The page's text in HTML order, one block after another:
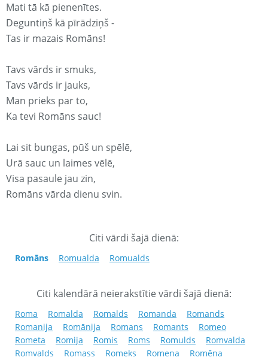
Mati tā kā pienenītes.
Deguntiņš kā pīrādziņš -
Tas ir mazais Romāns!
Tavs vārds ir smuks,
Tavs vārds ir jauks,
Man prieks par to,
Ka tevi Romāns sauc!
Lai sit bungas, pūš un spēlē,
Urā sauc un laimes vēlē,
Visa pasaule jau zin,
Romāns vārda dienu svin.
Citi vārdi šajā dienā:
Romāns Romualda Romualds
Citi kalendārā neierakstītie vārdi šajā dienā:
Roma Romalda Romalds Romanda
Romands
Romanija
Romānija Romans Romants
Romeo
Rometa
Romija Romis Roms Romulds
Romvalda
Romvalds
Romass Romeks Romena
Romēna